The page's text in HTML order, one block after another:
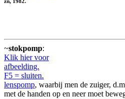
~stokpomp:
Klik hier voor
afbeelding.
F5 = sluiten.
lenspomp, waarbij men de zuiger,
met de handen op en neer moet